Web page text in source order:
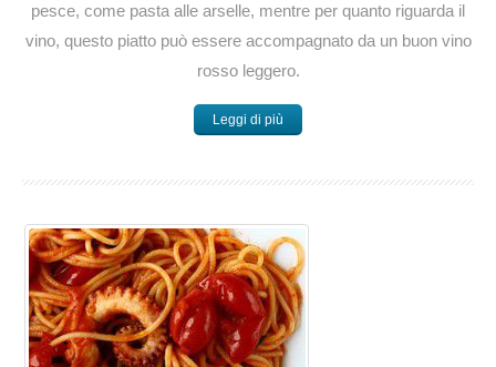
pesce, come pasta alle arselle, mentre per quanto riguarda il
vino, questo piatto può essere accompagnato da un buon vino
rosso leggero.
Leggi di più